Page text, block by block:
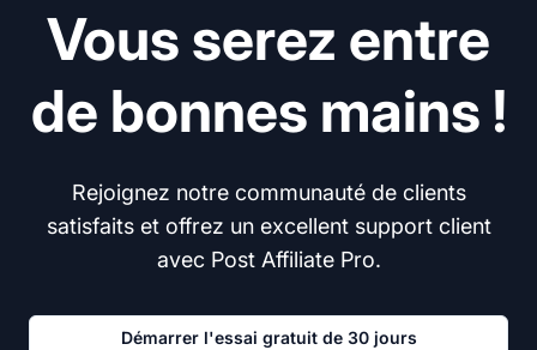
Vous serez entre
de bonnes mains !
Rejoignez notre communauté de clients
satisfaits et offrez un excellent support client
avec Post Affiliate Pro.
Démarrer l'essai gratuit de 30 jours